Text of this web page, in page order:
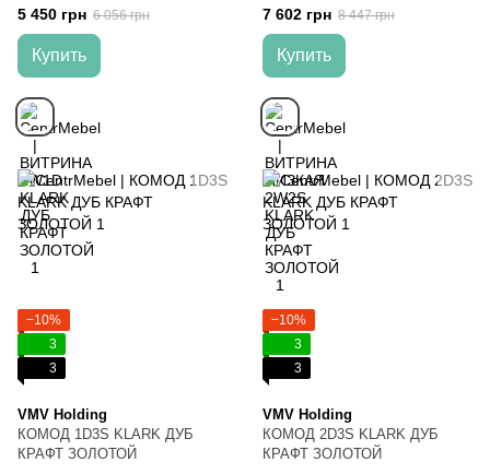
5 450 грн 6 056 грн
Купить
7 602 грн 8 447 грн
Купить
−10%
3
3
VMV Holding
КОМОД 1D3S KLARK ДУБ
КРАФТ ЗОЛОТОЙ
−10%
3
3
VMV Holding
КОМОД 2D3S KLARK ДУБ
КРАФТ ЗОЛОТОЙ